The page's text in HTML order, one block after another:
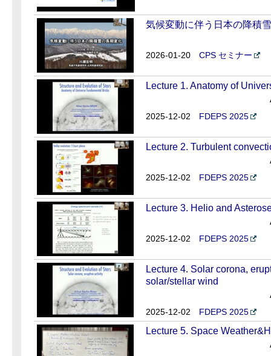
気候変動に伴う日本の降積
2026-01-20 CPS セミナー
Lecture 1. Anatomy of
2025-12-02 FDEPS 2025
Lecture 2. Turbulent
2025-12-02 FDEPS 2025
Lecture 3. Helio and
2025-12-02 FDEPS 2025
Lecture 4. Solar corona,
solar/stellar wind
2025-12-02 FDEPS 2025
Lecture 5. Space